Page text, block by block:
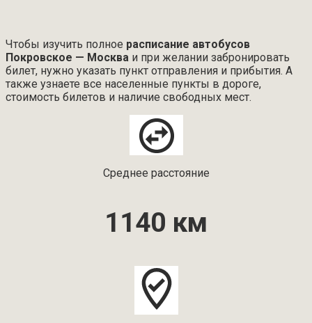
Чтобы изучить полное расписание автобусов
Покровское — Москва и при желании забронировать
билет, нужно указать пункт отправления и прибытия. А
также узнаете все населенные пункты в дороге,
стоимость билетов и наличие свободных мест.
Среднее расстояние
1140 км